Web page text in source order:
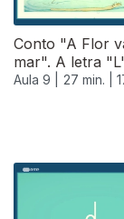
Conto "A Flor
mar". A letra
Aula 9 | 27 min. |
508428